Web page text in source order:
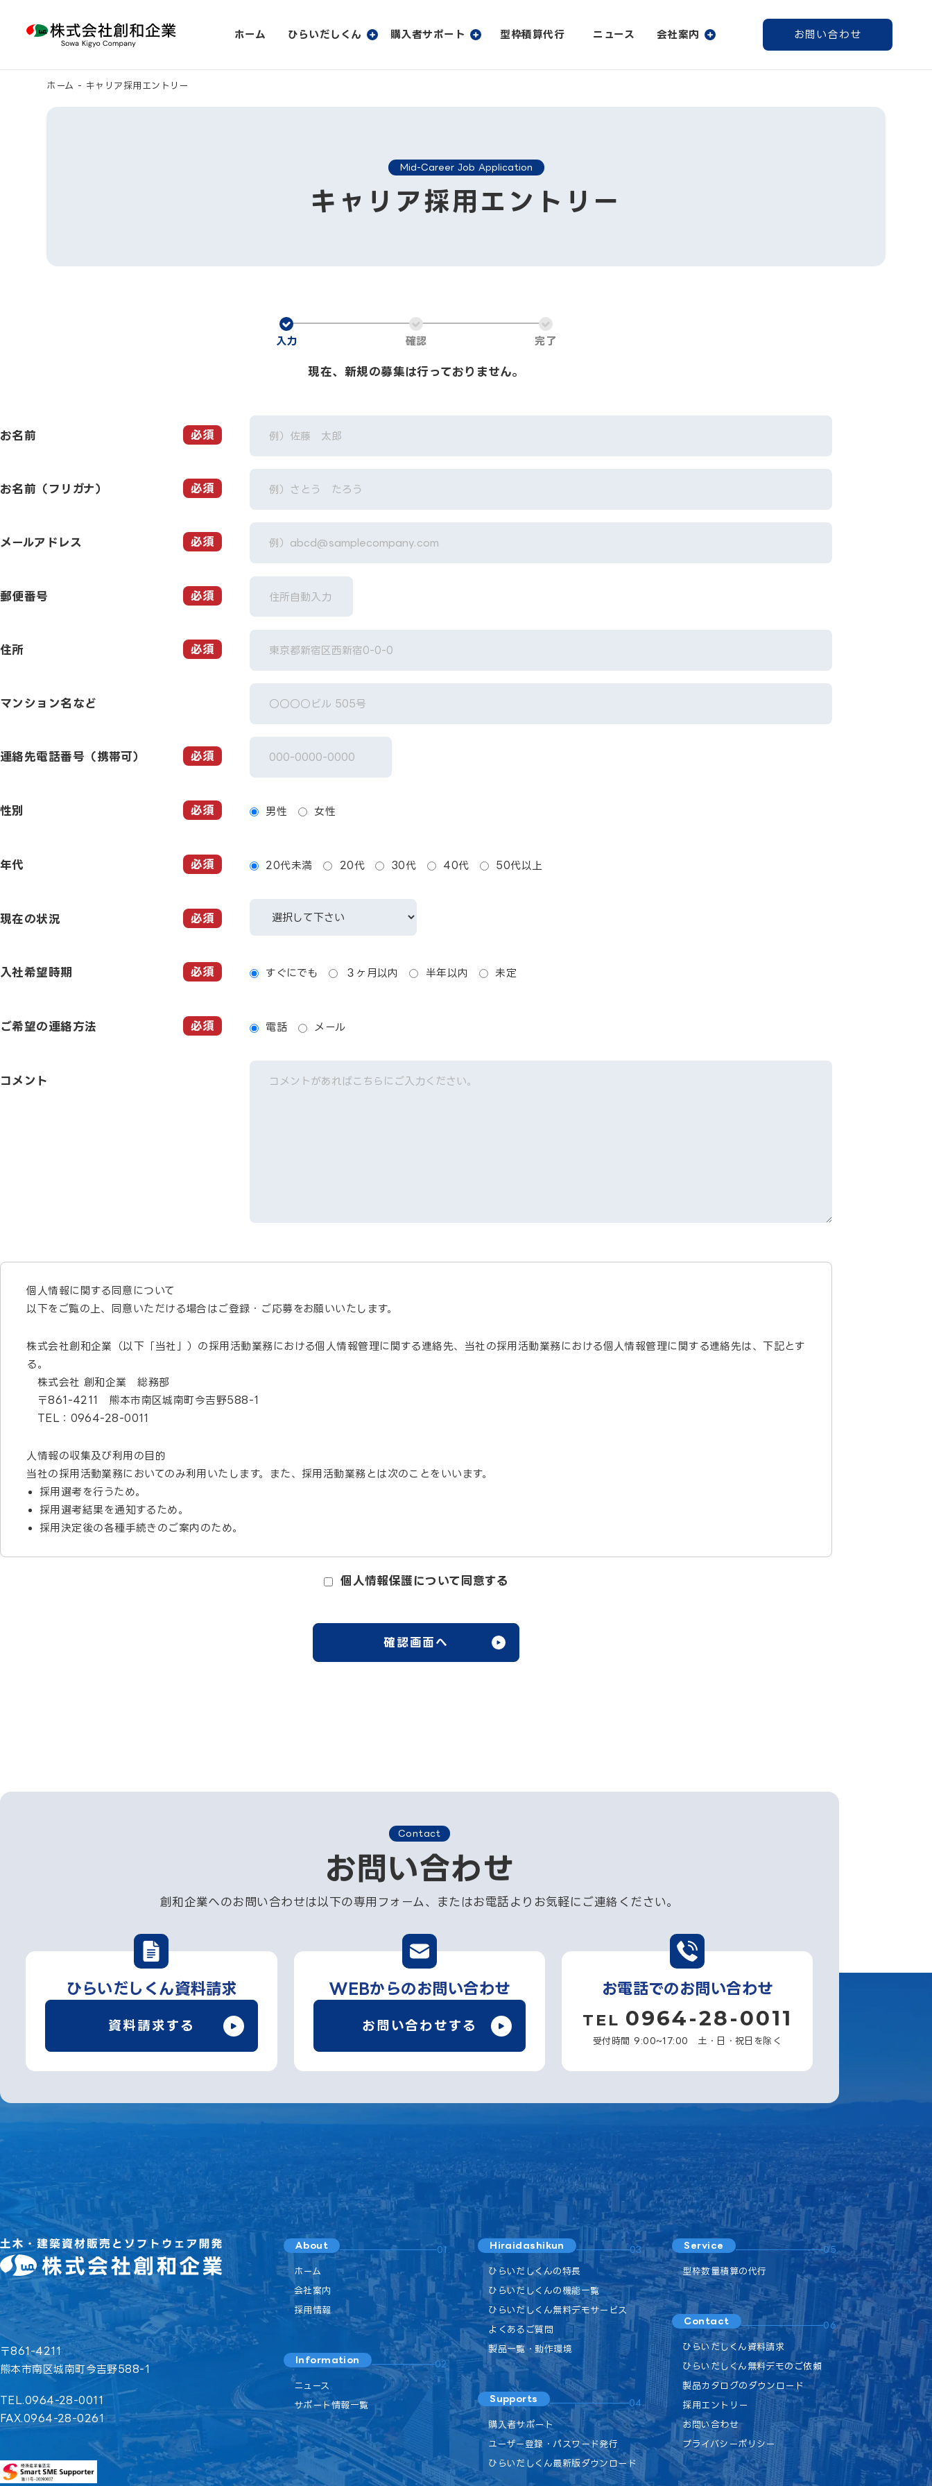
株式会社 創和企業
ホーム ひらいだしくん
ひらいだしくん
ひらいだしくん無料デモサービス よくあるご質問
製品一覧・動作環境 製品カタログのダウンロード
購入者サポート
購入者サポート
ひらいだしくん最新版ダウンロード
型枠積算代行 ニュース 会社案内
会社案内
お問い合わせ
ホーム - キャリア採用エントリー
Mid-Career Job Application
キャリア採用エントリー
入力 確認 完了
現在、新規の募集は行っておりません。
お名前 必須
お名前（フリガナ） 必須
メールアドレス 必須
郵便番号 必須
住所 必須
マンション名など
連絡先電話番号（携帯可） 必須
性別 必須 男性 女性
年代 必須 20代未満 20代 30代 40代 50代以上
現在の状況 必須
入社希望時期 必須 すぐにでも ３ヶ月以内 半年以内 未定
ご希望の連絡方法 必須 電話 メール
コメント
個人情報に関する同意について
以下をご覧の上、同意いただける場合はご登録・ご応募をお願いいたします。
株式会社創和企業（以下「当社」）の採用活動業務における個人情報管理に関する連絡先、当社の採用活動業務における個人情報管理に関する連絡先は、下記とす
る。
株式会社 創和企業 総務部
〒861-4211 熊本市南区城南町今吉野588-1
TEL：0964-28-0011
人情報の収集及び利用の目的
当社の採用活動業務においてのみ利用いたします。また、採用活動業務とは次のことをいいます。
採用選考を行うため。
採用選考結果を通知するため。
採用決定後の各種手続きのご案内のため。
個人情報保護について同意する
Contact
お問い合わせ
創和企業へのお問い合わせは以下の専用フォーム、またはお電話よりお気軽にご連絡ください。
ひらいだしくん資料請求
資料請求する
WEBからのお問い合わせ
お問い合わせする
お電話でのお問い合わせ
TEL 0964-28-0011
受付時間 9:00~17:00 土・日・祝日を除く
About 01.
ホーム
会社案内
採用情報
Information 02.
ニュース
サポート情報一覧
Hiraidashikun 03.
ひらいだしくんの特長
ひらいだしくんの機能一覧
ひらいだしくん無料デモサービス
よくあるご質問
製品一覧・動作環境
Supports 04.
購入者サポート
ユーザー登録・パスワード発行
ひらいだしくん最新版ダウンロード
Service 05.
型枠数量積算の代行
Contact 06.
ひらいだしくん資料請求
ひらいだしくん無料デモのご依頼
製品カタログのダウンロード
採用エントリー
お問い合わせ
プライバシーポリシー
〒861-4211
熊本市南区城南町今吉野588-1
TEL.0964-28-0011
FAX.0964-28-0261